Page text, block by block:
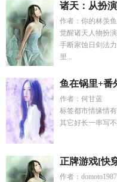
诸天：从扮
作者：你的林羡鱼
觉醒诸天人物扮
手断家蚀日剑法
里...
鱼在锅里+番
作者：何甘蓝
标签都市情缘情
其它好长一串写
正牌游戏[快
作者：domoto1987